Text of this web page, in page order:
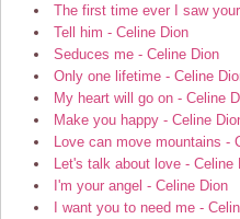
The first time ever I saw
Tell him - Celine Dion
Seduces me - Celine Dion
Only one lifetime - Celine
My heart will go on - Celine
Make you happy - Celine
Love can move mountains -
Let's talk about love - Celine
I'm your angel - Celine Dion
I want you to need me -